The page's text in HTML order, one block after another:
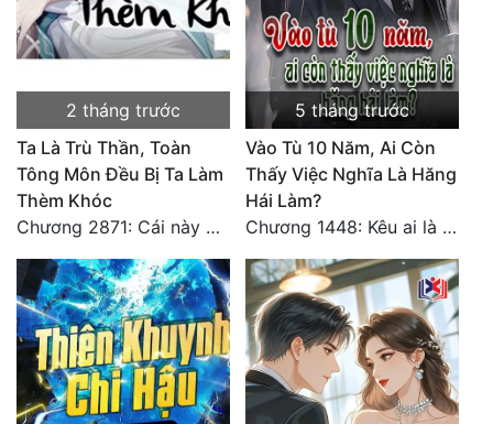
2 tháng trước
Ta Là Trù Thần, Toàn
Tông Môn Đều Bị Ta Làm
Thèm Khóc
Chương 2871: Cái này đánh nhẹ nhõm a
5 tháng trước
Vào Tù 10 Năm, Ai Còn
Thấy Việc Nghĩa Là Hăng
Hái Làm?
Chương 1448: Kêu ai là cha?